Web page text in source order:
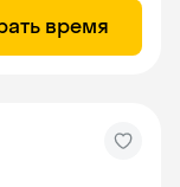
время